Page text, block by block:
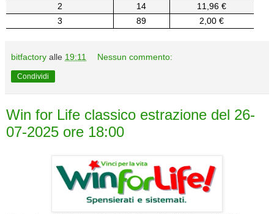
2
14
11,96 €
3
89 2,00 €
bitfactory alle 19:11 Nessun commento:
Condividi
Win for Life classico estrazione del 26-
07-2025 ore 18:00